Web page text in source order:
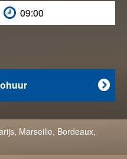

, Marseille, Bordeaux,